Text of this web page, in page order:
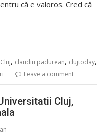
că e valoros. Cred că
, claudiu padurean, clujtoday,
Leave a comment
Cluj,